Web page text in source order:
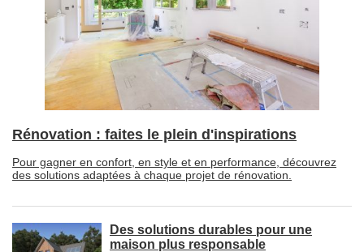
Rénovation : faites le plein d'inspirations
Pour gagner en confort, en style et en performance, découvrez
des solutions adaptées à chaque projet de rénovation.
Des solutions durables pour une
maison plus responsable